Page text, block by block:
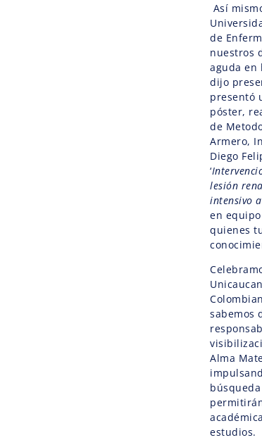
Así
de
nuestros
aguda en
dijo
presentó
póster,
de
Armero,
Diego
‘
lesión
intensivo
en
quienes
sabemos
Alma
estudios.